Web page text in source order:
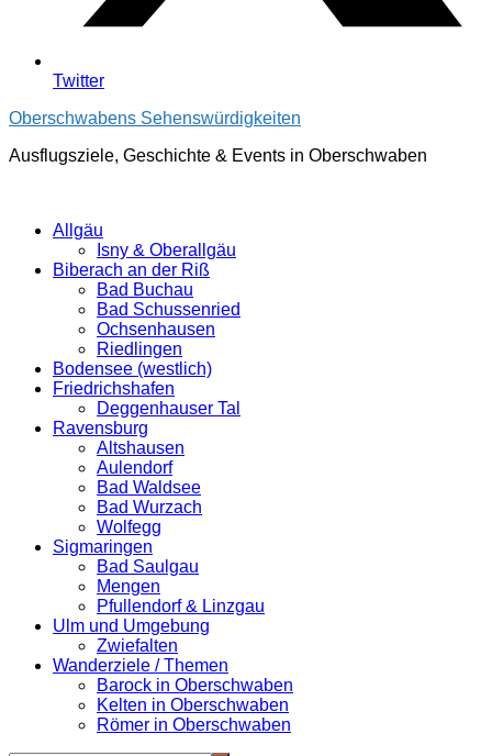
Twitter
Oberschwabens Sehenswürdigkeiten
Ausflugsziele, Geschichte & Events in Oberschwaben
Allgäu
Isny & Oberallgäu
Biberach an der Riß
Bad Buchau
Bad Schussenried
Ochsenhausen
Riedlingen
Bodensee (westlich)
Friedrichshafen
Deggenhauser Tal
Ravensburg
Altshausen
Aulendorf
Bad Waldsee
Bad Wurzach
Wolfegg
Sigmaringen
Bad Saulgau
Mengen
Pfullendorf & Linzgau
Ulm und Umgebung
Zwiefalten
Wanderziele / Themen
Barock in Oberschwaben
Kelten in Oberschwaben
Römer in Oberschwaben